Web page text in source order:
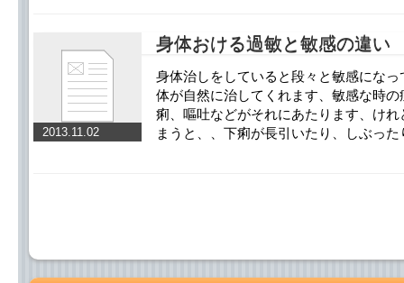
2013.11.02
身体おける過敏と敏感の違い
身体治しをしていると段々と敏感にな
体が自然に治してくれます、敏感な時
痢、嘔吐などがそれにあたります、け
まうと、、下痢が長引いたり、しぶっ